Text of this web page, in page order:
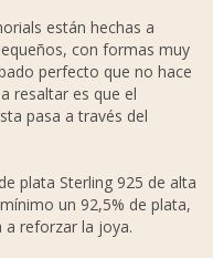
están hechas a
con formas muy
perfecto que no hace
resaltar es que el
pasa a través del
plata Sterling 925 de alta
un 92,5% de plata,
a reforzar la joya.